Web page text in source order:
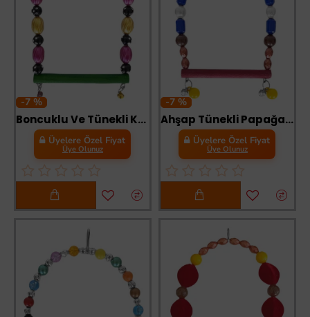
-7 %
Boncuklu Ve Tünekli Kare Kuş Salıncağı 10 cm-13 cm Renkli
Üyelere Özel Fiyat
Üye Olunuz
-7 %
Ahşap Tünekli Papağan Ve Muhabbet Kuşu Salıncağı 10-16 cm Mavi
Üyelere Özel Fiyat
Üye Olunuz